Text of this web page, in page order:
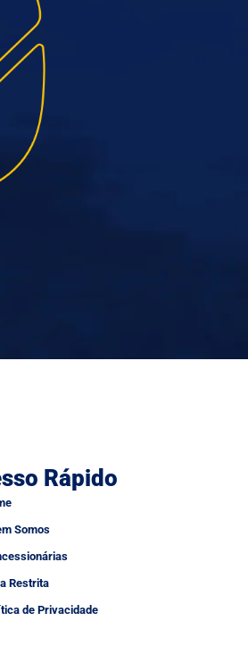
Rápido
Somos
Restrita
de Privacidade